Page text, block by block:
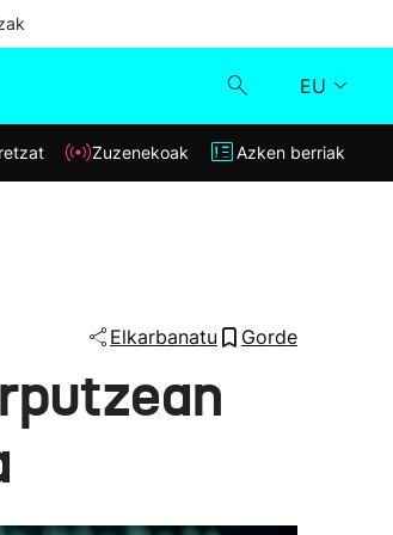
EU
Klisk
Zuzenekoak Azken berriak
Elkarbanatu
Gorde